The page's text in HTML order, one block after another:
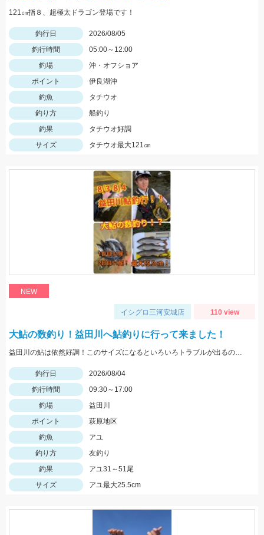
121㎝指８、超極太ドラゴン登場です！
釣行日
2026/08/05
釣行時間
05:00～12:00
釣場
沖・オフショア
ポイント
伊良湖沖
釣魚
タチウオ
釣り方
船釣り
釣果
タチウオ好調
サイズ
タチウオ最大121㎝
NEW
イシグロ三河安城店 110 view
大鮎の数釣り！益田川へ鮎釣りに行って来ました！
益田川の鮎は依然好調！このサイズになるといろいろトラブルが出るので仕掛けは太めがおすすめです！針は7.5号～８号！三河安城店岩崎釣行
釣行日
2026/08/04
釣行時間
09:30～17:00
釣場
益田川
ポイント
萩原地区
釣魚
アユ
釣り方
友釣り
釣果
アユ31～51尾
サイズ
アユ最大25.5cm